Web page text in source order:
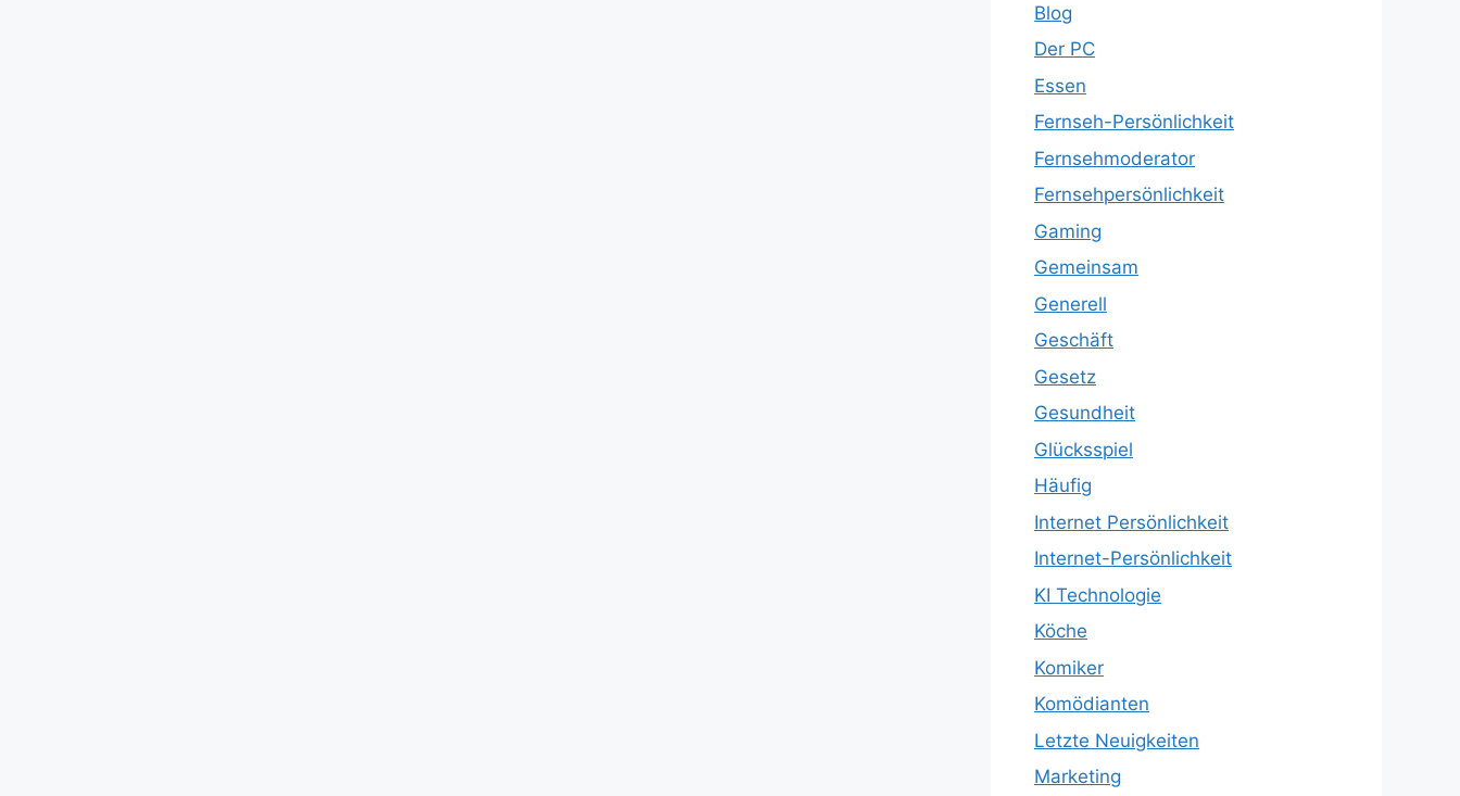
Blog
Der PC
Essen
Fernseh-Persönlichkeit
Fernsehmoderator
Fernsehpersönlichkeit
Gaming
Gemeinsam
Generell
Geschäft
Gesetz
Gesundheit
Glücksspiel
Häufig
Internet Persönlichkeit
Internet-Persönlichkeit
KI Technologie
Köche
Komiker
Komödianten
Letzte Neuigkeiten
Marketing